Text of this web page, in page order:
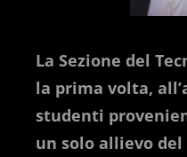
La Sezione del
la prima volta,
studenti
un solo allievo